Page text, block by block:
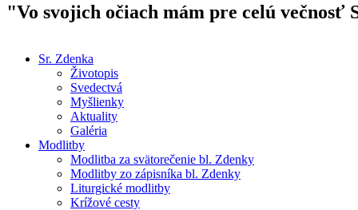
"Vo svojich očiach mám pre celú večnosť
Hlavné menu
Sr. Zdenka
Životopis
Svedectvá
Myšlienky
Aktuality
Galéria
Modlitby
Modlitba za svätorečenie bl. Zdenky
Modlitby zo zápisníka bl. Zdenky
Liturgické modlitby
Krížové cesty